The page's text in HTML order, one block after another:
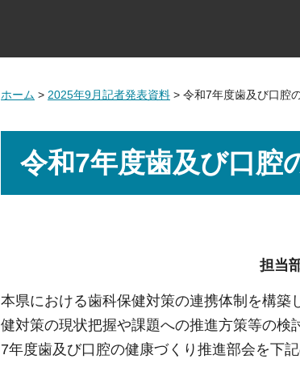
ホーム > 2025年9月記者発表資料 > 令和7年度歯及び口腔
令和7年度歯及び口腔
担当
本県における歯科保健対策の連携体制を構
健対策の現状把握や課題への推進方策等の
7年度歯及び口腔の健康づくり推進部会を下